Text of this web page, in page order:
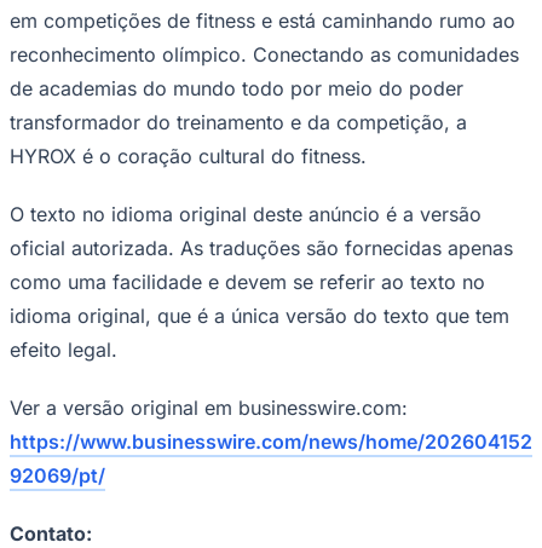
São Paulo
em competições de fitness e está caminhando rumo ao
reconhecimento olímpico. Conectando as comunidades
de academias do mundo todo por meio do poder
transformador do treinamento e da competição, a
HYROX é o coração cultural do fitness.
O texto no idioma original deste anúncio é a versão
oficial autorizada. As traduções são fornecidas apenas
como uma facilidade e devem se referir ao texto no
idioma original, que é a única versão do texto que tem
efeito legal.
Ver a versão original em businesswire.com:
https://www.businesswire.com/news/home/202604152
92069/pt/
Contato: